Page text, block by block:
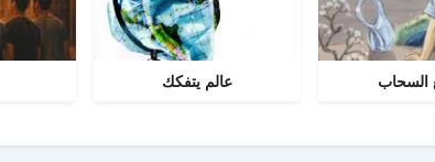
السحاب عالم يتفكك